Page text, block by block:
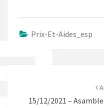
Prix-Et-Aides_esp
entradas
15/12/2021 –